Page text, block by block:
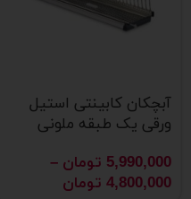
آبچکان کابینتی استیل
ورقی یک طبقه ملونی
5,990,000 تومان –
4,800,000 تومان